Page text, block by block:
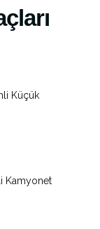
Küçük
Kamyonet